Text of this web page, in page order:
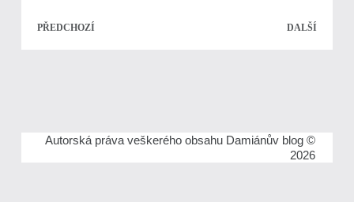
PŘEDCHOZÍ DALŠÍ
Autorská práva veškerého obsahu Damiánův blog ©
2026